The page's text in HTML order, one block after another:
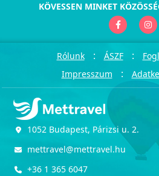
KÖVESSEN MINKET
Rólunk : ÁSZF :
Impresszum :
1052 Budapest, Párizsi u. 2.
mettravel@mettravel.hu
+36 1 365 6047